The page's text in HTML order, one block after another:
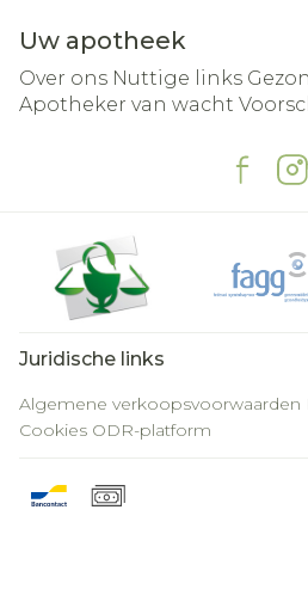
Uw apotheek
Over ons Nuttige links
Apotheker van wacht
Juridische links
Algemene verkoopsvoorwaarden
Cookies ODR-platform